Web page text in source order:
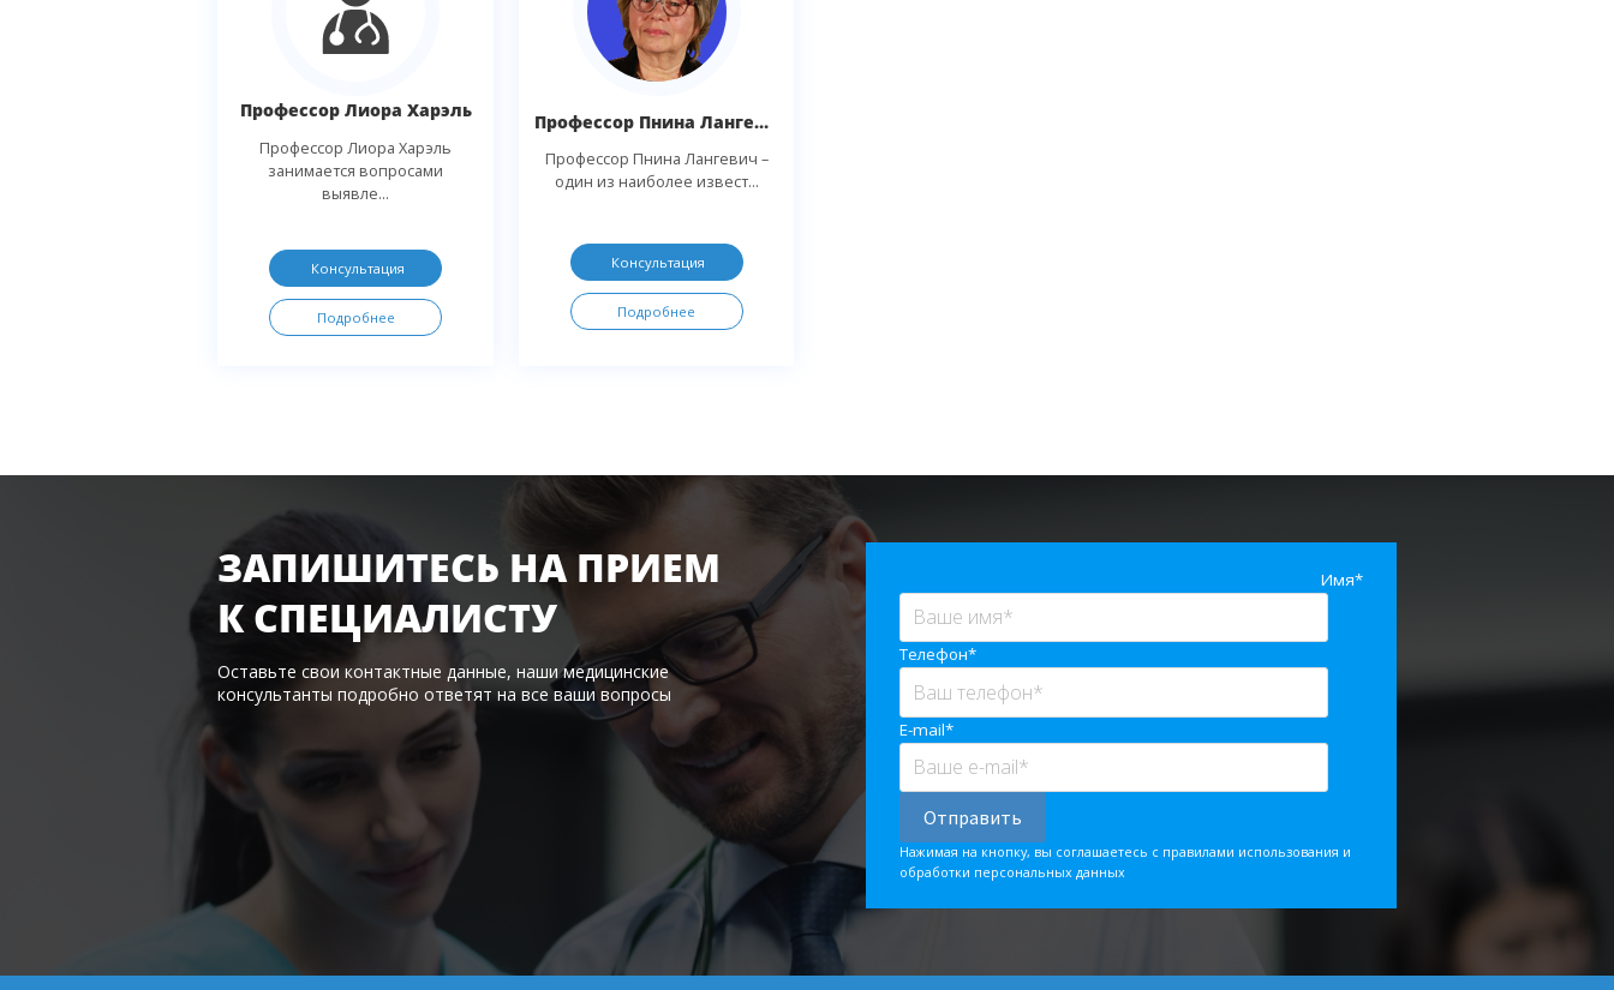
Профессор Лиора Харэль
Профессор Лиора Харэль
занимается вопросами
выявле...
Консультация
Подробнее
Профессор Пнина Лангевич
Профессор Пнина Лангевич –
один из наиболее извест...
Консультация
Подробнее
ЗАПИШИТЕСЬ НА ПРИЕМ
КСПЕЦИАЛИСТУ
Оставьте свои контактные данные, наши медицинские
консультанты подробно ответят на все ваши вопросы
Имя*
Телефон*
E-mail*
Нажимая на кнопку, вы соглашаетесь с правилами использования и
обработки персональных данных